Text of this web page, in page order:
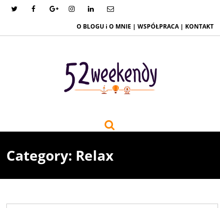
O BLOGU i O MNIE | WSPÓŁPRACA | KONTAKT
Category: Relax